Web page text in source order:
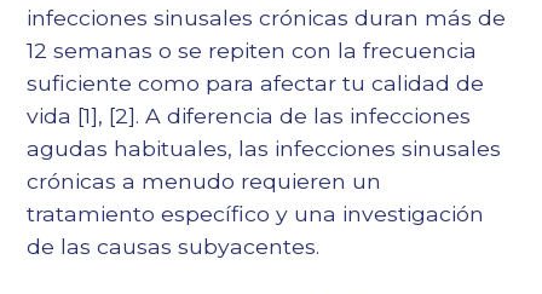
infecciones sinusales crónicas duran más de
12 semanas o se repiten con la frecuencia
suficiente como para afectar tu calidad de
vida [1], [2]. A diferencia de las infecciones
agudas habituales, las infecciones sinusales
crónicas a menudo requieren un
tratamiento específico y una investigación
de las causas subyacentes.